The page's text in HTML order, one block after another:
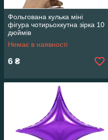
Фольгована кулька міні
фігура чотирьохкутна зірка 10
дюймів
Немає в наявності
6 ₴